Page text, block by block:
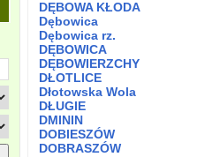
DĘBOWA KŁODA
Dębowica
Dębowica rz.
DĘBOWICA
DĘBOWIERZCHY
DŁOTLICE
Dłotowska Wola
DŁUGIE
DMININ
DOBIESZÓW
DOBRASZÓW